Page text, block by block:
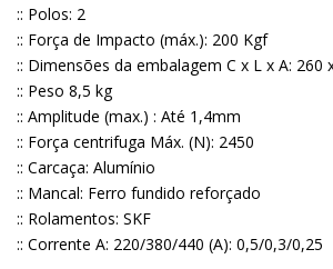
:: Polos: 2
:: Força de Impacto (máx.): 200 Kgf
:: Dimensões da embalagem C x L x A: 260
:: Peso 8,5 kg
:: Amplitude (max.) : Até 1,4mm
:: Força centrifuga Máx. (N): 2450
:: Carcaça: Alumínio
:: Mancal: Ferro fundido reforçado
:: Rolamentos: SKF
:: Corrente A: 220/380/440 (A): 0,5/0,3/0,25